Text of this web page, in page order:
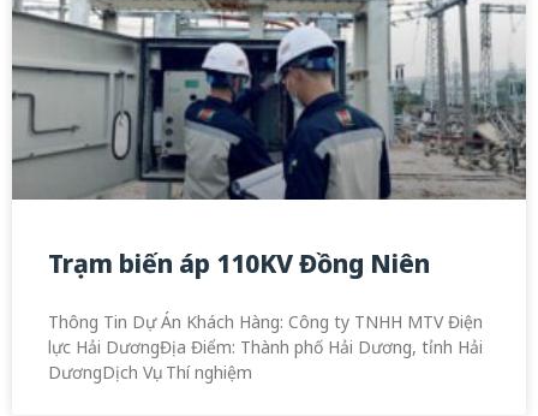
Trạm biến áp 110KV Đồng Niên
Thông Tin Dự Án Khách Hàng: Công ty TNHH MTV Điện
lực Hải DươngĐịa Điểm: Thành phố Hải Dương, tỉnh Hải
DươngDịch Vụ: Thí nghiệm